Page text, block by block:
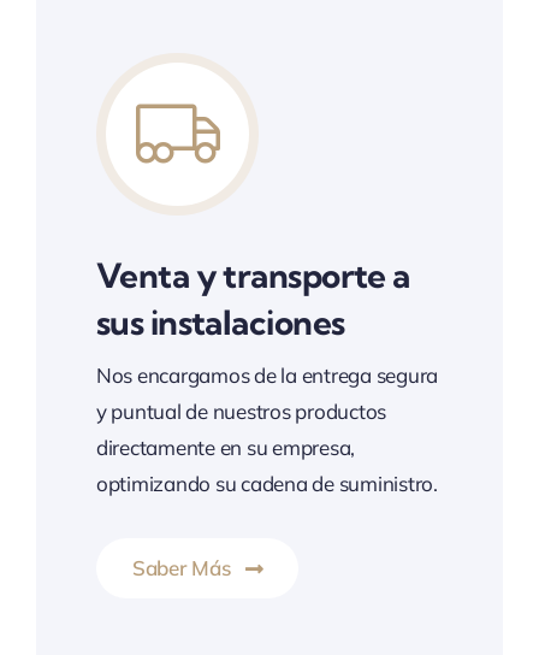
Venta y transporte a
sus instalaciones
Nos encargamos de la entrega segura
y puntual de nuestros productos
directamente en su empresa,
optimizando su cadena de suministro.
Saber Más